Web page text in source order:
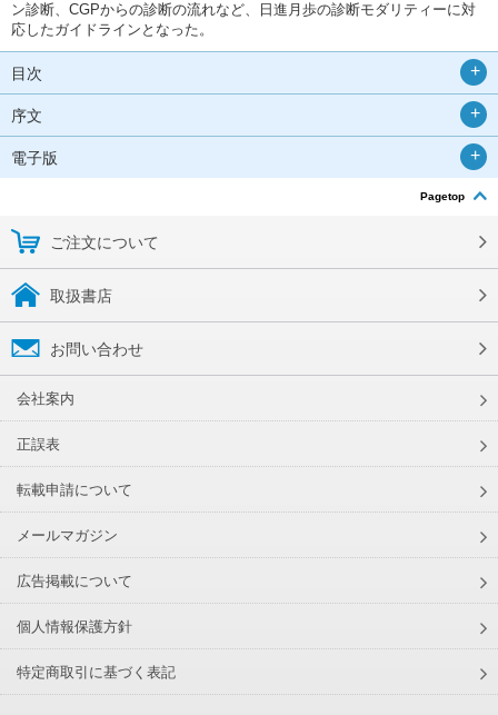
ン診断、CGPからの診断の流れなど、日進月歩の診断モダリティーに対
応したガイドラインとなった。
目次
序文
電子版
Pagetop
ご注文について
取扱書店
お問い合わせ
会社案内
正誤表
転載申請について
メールマガジン
広告掲載について
個人情報保護方針
特定商取引に基づく表記